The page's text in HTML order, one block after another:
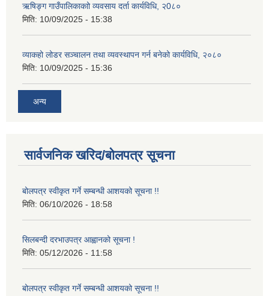
ऋषिङ्ग गाउँपालिकाकाो व्यवसाय दर्ता कार्यविधि, २0८०
मिति: 10/09/2025 - 15:38
व्याकहो लोडर सञ्चालन तथा व्यवस्थापन गर्न बनेको कार्यविधि, २०८०
मिति: 10/09/2025 - 15:36
अन्य
सार्वजनिक खरिद/बोलपत्र सूचना
बोलपत्र स्वीकृत गर्ने सम्बन्धी आशयको सूचना !!
मिति: 06/10/2026 - 18:58
सिलबन्दी दरभाउपत्र आह्वानको सूचना !
मिति: 05/12/2026 - 11:58
बोलपत्र स्वीकृत गर्ने सम्बन्धी आशयको सूचना !!